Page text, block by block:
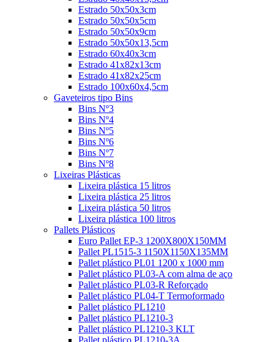
Estrado 50x50x3cm
Estrado 50x50x5cm
Estrado 50x50x9cm
Estrado 50x50x13,5cm
Estrado 60x40x3cm
Estrado 41x82x13cm
Estrado 41x82x25cm
Estrado 100x60x4,5cm
Gaveteiros tipo Bins
Bins Nº3
Bins Nº4
Bins Nº5
Bins Nº6
Bins Nº7
Bins Nº8
Lixeiras Plásticas
Lixeira plástica 15 litros
Lixeira plástica 25 litros
Lixeira plástica 50 litros
Lixeira plástica 100 litros
Pallets Plásticos
Euro Pallet EP-3 1200X800X150MM
Pallet PL1515-3 1150X1150X135MM
Pallet plástico PL01 1200 x 1000 mm
Pallet plástico PL03-A com alma de aço
Pallet plástico PL03-R Reforçado
Pallet plástico PL04-T Termoformado
Pallet plástico PL1210
Pallet plástico PL1210-3
Pallet plástico PL1210-3 KLT
Pallet plástico PL1210-3A